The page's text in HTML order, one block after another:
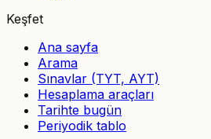
Keşfet
Ana sayfa
Arama
Sınavlar (TYT, AYT)
Hesaplama araçları
Tarihte bugün
Periyodik tablo